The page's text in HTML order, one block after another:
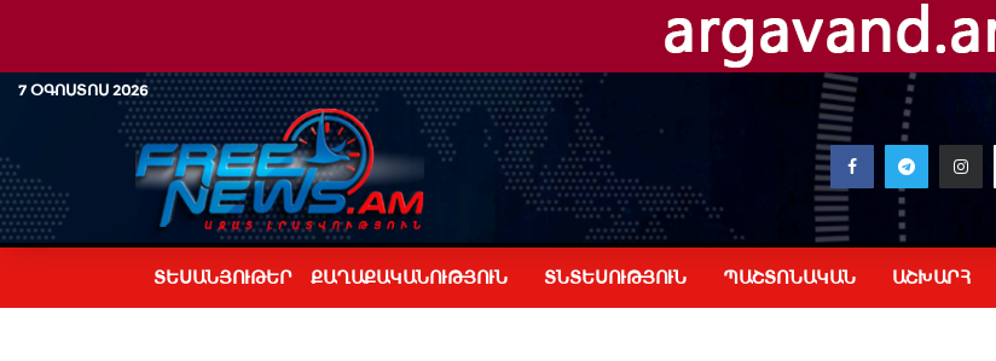
7 ՕԳՈՍՏՈՍ 2026
ՏԵՍԱՆՅՈՒԹԵՐ ՔԱՂԱՔԱԿԱՆՈՒԹՅՈՒՆ ՏՆՏԵՍՈՒԹՅՈՒՆ ՊԱՇՏՈՆԱԿԱՆ ԱՇԽԱՐՀ